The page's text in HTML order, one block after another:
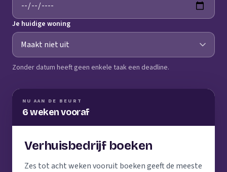
Je huidige woning
Zonder datum heeft geen enkele taak een deadline.
NU AAN DE BEURT
6 weken vooraf
Verhuisbedrijf boeken
Zes tot acht weken vooruit boeken geeft de meeste